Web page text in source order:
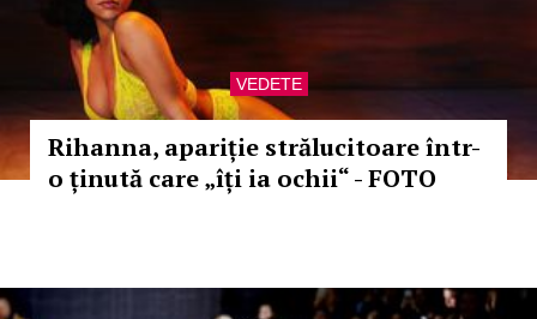
VEDETE
Rihanna, apariție strălucitoare într-
o ținută care „îți ia ochii“ - FOTO